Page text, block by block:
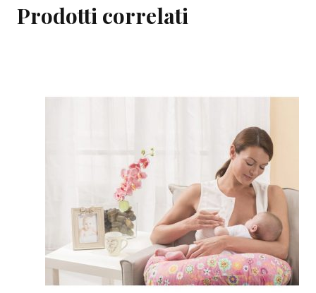
Prodotti correlati